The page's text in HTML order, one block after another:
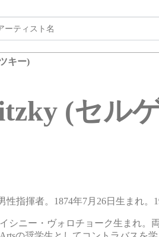
キー)
(セル
指揮者。1874年7月26日生まれ。
シニー・ヴォロチョーク生まれ。